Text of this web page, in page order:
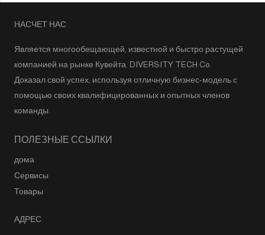
НАСЧЕТ НАС
Является многообещающей, известной и быстро растущей
компанией на рынке Кувейта. DIVERSITY TECH Co.
Доказал свой успех, используя отличную бизнес-модель с
помощью своих квалифицированных и опытных членов
команды.
ПОЛЕЗНЫЕ ССЫЛКИ
дома
Сервисы
Товары
АДРЕС